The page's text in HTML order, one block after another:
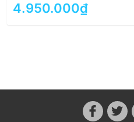
4.950.000₫